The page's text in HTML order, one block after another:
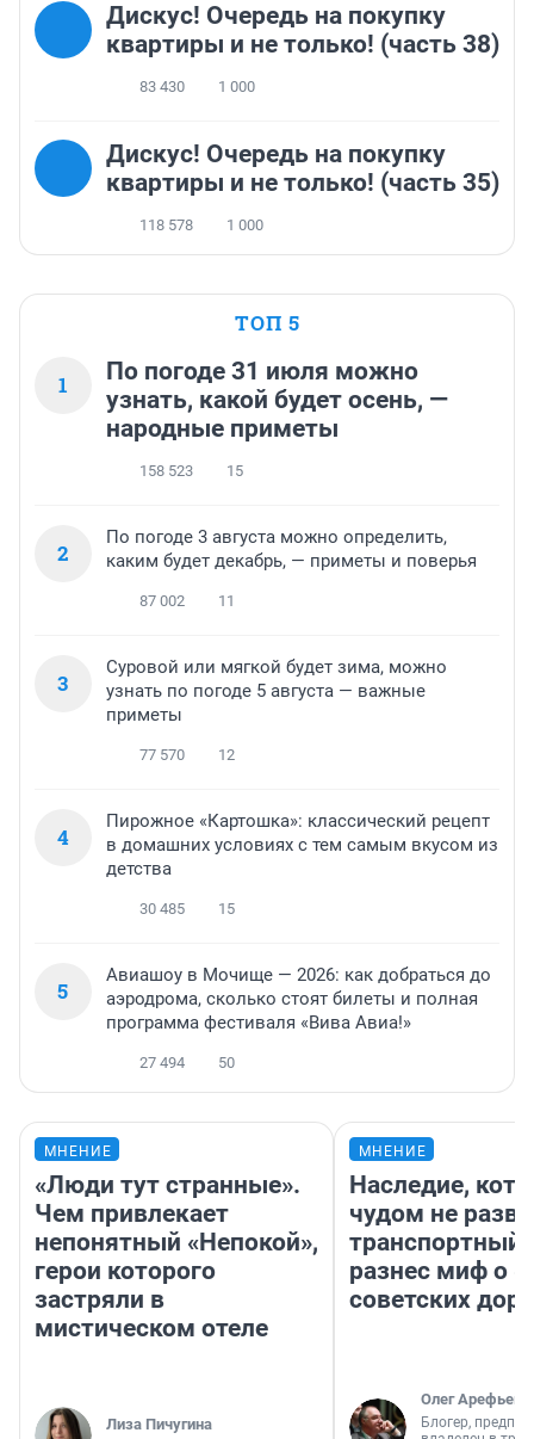
Дискус! Очередь на покупку
квартиры и не только! (часть 38)
83 430 1 000
Дискус! Очередь на покупку
квартиры и не только! (часть 35)
118 578 1 000
ТОП 5
1
По погоде 31 июля можно
узнать, какой будет осень, —
народные приметы
158 523 15
2
По погоде 3 августа можно определить,
каким будет декабрь, — приметы и поверья
87 002 11
3
Суровой или мягкой будет зима, можно
узнать по погоде 5 августа — важные
приметы
77 570 12
4
Пирожное «Картошка»: классический рецепт
в домашних условиях с тем самым вкусом из
детства
30 485 15
5
Авиашоу в Мочище — 2026: как добраться до
аэродрома, сколько стоят билеты и полная
программа фестиваля «Вива Авиа!»
27 494 50
МНЕНИЕ
«Люди тут странные».
Чем привлекает
непонятный «Непокой»,
герои которого
застряли в
мистическом отеле
Лиза Пичугина
МНЕНИЕ
Наследие,
чудом не
транспортный
разнес миф о
советских
Олег Арефьев
Блогер,